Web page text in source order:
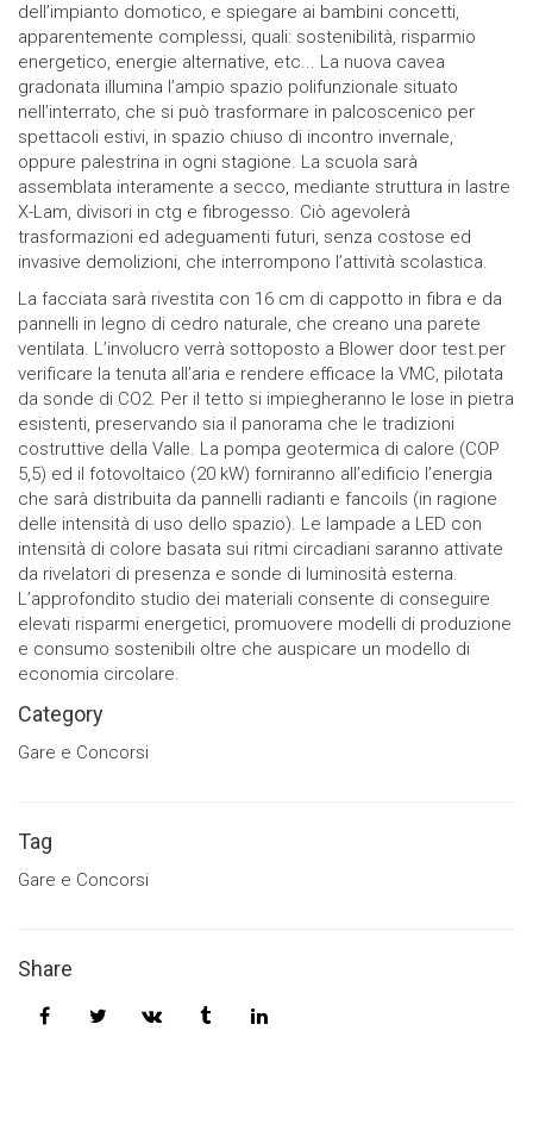
dell’impianto domotico, e spiegare ai bambini concetti,
apparentemente complessi, quali: sostenibilità, risparmio
energetico, energie alternative, etc... La nuova cavea
gradonata illumina l’ampio spazio polifunzionale situato
nell’interrato, che si può trasformare in palcoscenico per
spettacoli estivi, in spazio chiuso di incontro invernale,
oppure palestrina in ogni stagione. La scuola sarà
assemblata interamente a secco, mediante struttura in lastre
X-Lam, divisori in ctg e fibrogesso. Ciò agevolerà
trasformazioni ed adeguamenti futuri, senza costose ed
invasive demolizioni, che interrompono l’attività scolastica.
La facciata sarà rivestita con 16 cm di cappotto in fibra e da
pannelli in legno di cedro naturale, che creano una parete
ventilata. L’involucro verrà sottoposto a Blower door test.per
verificare la tenuta all’aria e rendere efficace la VMC, pilotata
da sonde di CO2. Per il tetto si impiegheranno le lose in pietra
esistenti, preservando sia il panorama che le tradizioni
costruttive della Valle. La pompa geotermica di calore (COP
5,5) ed il fotovoltaico (20 kW) forniranno all’edificio l’energia
che sarà distribuita da pannelli radianti e fancoils (in ragione
delle intensità di uso dello spazio). Le lampade a LED con
intensità di colore basata sui ritmi circadiani saranno attivate
da rivelatori di presenza e sonde di luminosità esterna.
L’approfondito studio dei materiali consente di conseguire
elevati risparmi energetici, promuovere modelli di produzione
e consumo sostenibili oltre che auspicare un modello di
economia circolare.
Category
Gare e Concorsi
Tag
Gare e Concorsi
Share